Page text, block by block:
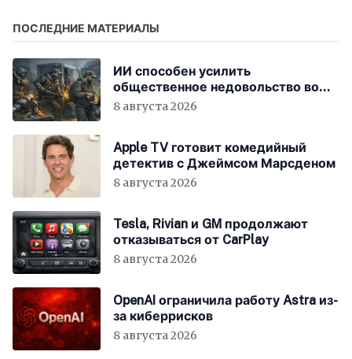
ПОСЛЕДНИЕ МАТЕРИАЛЫ
ИИ способен усилить
общественное недовольство во
всём мире
8 августа 2026
Apple TV готовит комедийный
детектив с Джеймсом Марсденом
8 августа 2026
Tesla, Rivian и GM продолжают
отказываться от CarPlay
8 августа 2026
OpenAI ограничила работу Astra из-
за киберрисков
8 августа 2026